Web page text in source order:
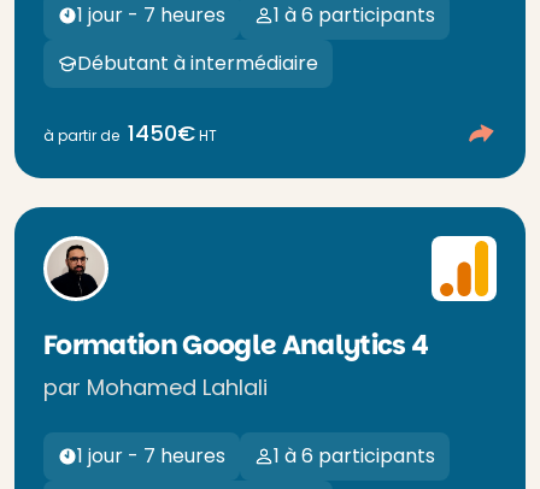
1 jour - 7 heures
1 à 6 participants
Débutant à intermédiaire
à partir de 1450€HT
Formation Google Analytics 4
par Mohamed Lahlali
1 jour - 7 heures
1 à 6 participants